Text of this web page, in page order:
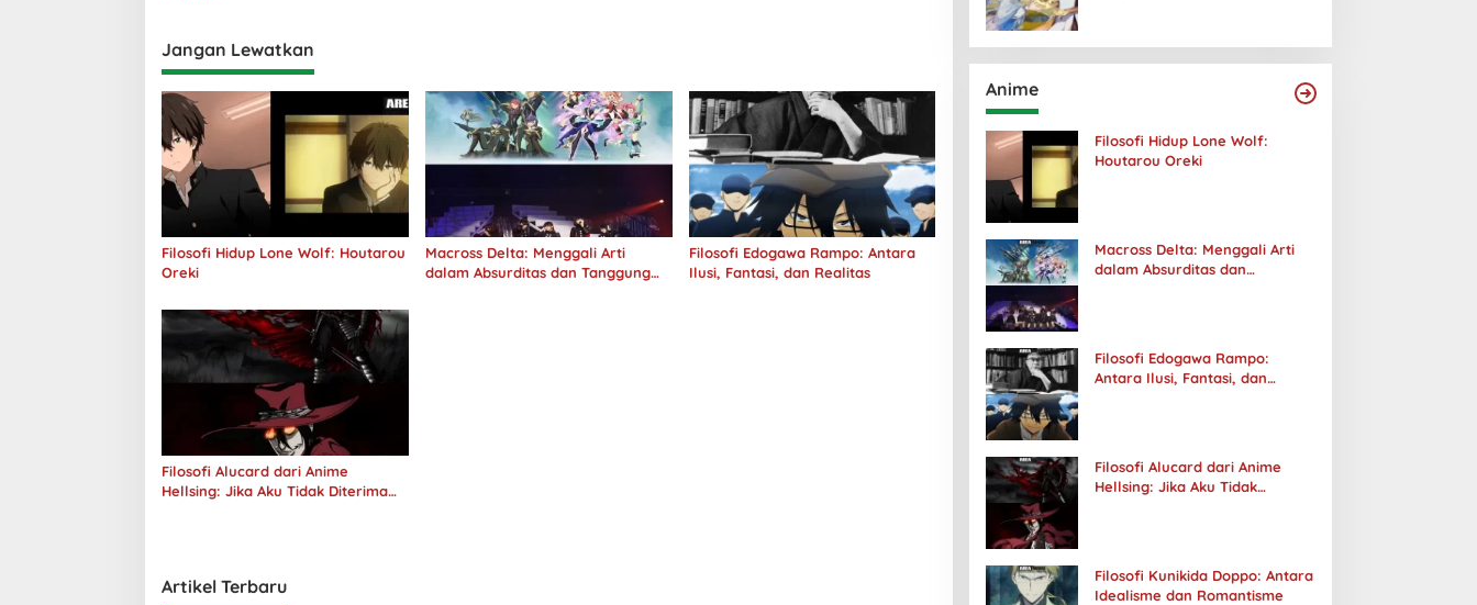
Jangan Lewatkan
Filosofi Hidup Lone Wolf: Houtarou
Oreki
Macross Delta: Menggali Arti
dalam Absurditas dan Tanggung
Filosofi Edogawa Rampo: Antara
Ilusi, Fantasi, dan Realitas
Filosofi Alucard dari Anime
Hellsing: Jika Aku Tidak Diterima
Artikel Terbaru
Anime
Filosofi Hidup Lone Wolf:
Houtarou Oreki
Macross Delta: Menggali Arti
dalam Absurditas dan
Filosofi Edogawa Rampo:
Antara Ilusi, Fantasi, dan
Filosofi Alucard dari Anime
Hellsing: Jika Aku Tidak
Filosofi Kunikida Doppo: Antara
Idealisme dan Romantisme